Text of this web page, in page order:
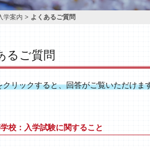
学案内 > よくあるご質問
るご質問
クリックすると、回答がご覧いただけま
校：入学試験に関すること